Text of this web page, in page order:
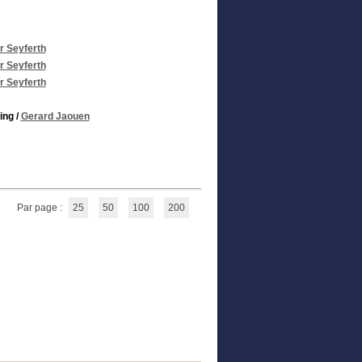
Seyferth
Seyferth
Seyferth
/Gerard Jaouen
Par page : 25 50 100 200